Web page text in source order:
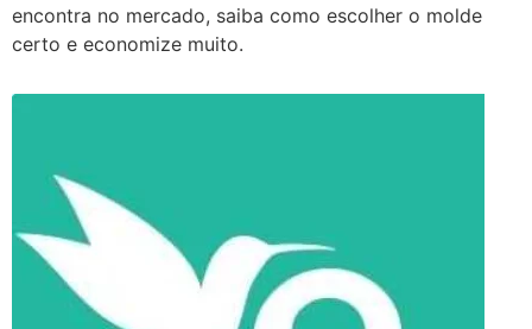
encontra no mercado, saiba como escolher o molde
certo e economize muito.